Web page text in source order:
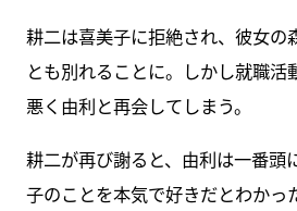
耕二は喜美子に拒絶され、彼女の
とも別れることに。しかし就職活
悪く由利と再会してしまう。
耕二が再び謝ると、由利は一番頭
子のことを本気で好きだとわかっ